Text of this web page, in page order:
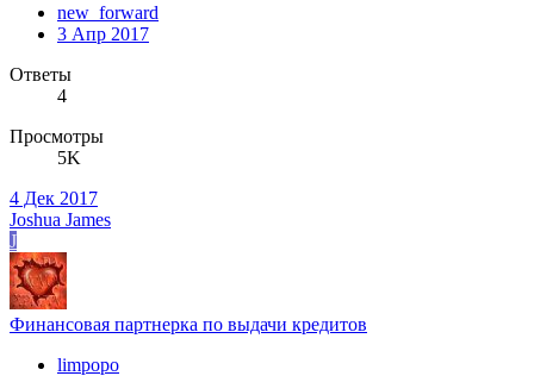
new_forward
3 Апр 2017
Ответы
4
Просмотры
5K
4 Дек 2017
Joshua James
J
Финансовая партнерка по выдачи кредитов
limpopo